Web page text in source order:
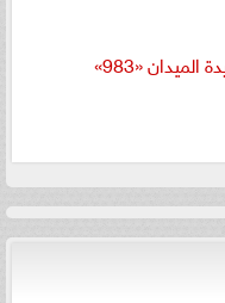
«983»